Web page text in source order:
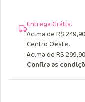
Entrega Grátis.
Acima de R$
Centro Oeste.